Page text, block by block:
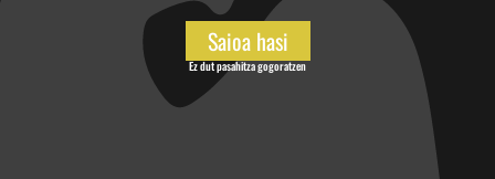
Ez dut pasahitza gogoratzen